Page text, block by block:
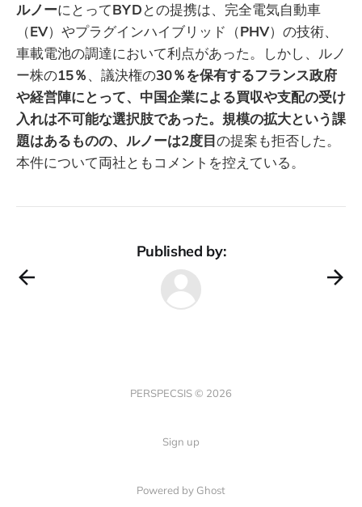
ルノーにとってBYDとの提携は、完全電気自動車
（EV）やプラグインハイブリッド（PHV）の技術、
車載電池の調達において利点があった。しかし、ルノ
ー株の15％、議決権の30％を保有するフランス政府
や経営陣にとって、中国企業による買収や支配の受け
入れは不可能な選択肢であった。規模の拡大という課
題はあるものの、ルノーは2度目の提案も拒否した。
本件について両社ともコメントを控えている。
Published by:
PERSPECSIS © 2026
Sign up
Powered by Ghost